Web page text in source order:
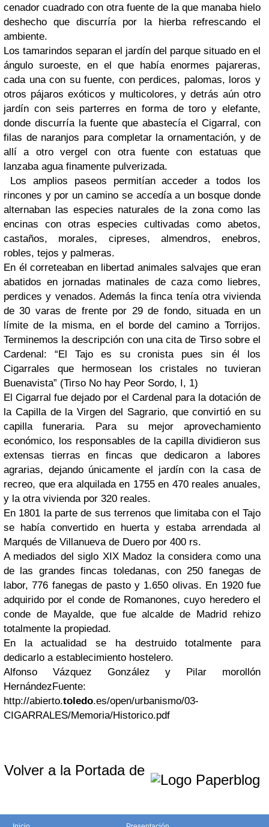
cenador cuadrado con otra fuente de la que manaba hielo
deshecho que discurría por la hierba refrescando el
ambiente.
Los tamarindos separan el jardín del parque situado en el
ángulo suroeste, en el que había enormes pajareras,
cada una con su fuente, con perdices, palomas, loros y
otros pájaros exóticos y multicolores, y detrás aún otro
jardín con seis parterres en forma de toro y elefante,
donde discurría la fuente que abastecía el Cigarral, con
filas de naranjos para completar la ornamentación, y de
allí a otro vergel con otra fuente con estatuas que
lanzaba agua finamente pulverizada.
Los amplios paseos permitían acceder a todos los
rincones y por un camino se accedía a un bosque donde
alternaban las especies naturales de la zona como las
encinas con otras especies cultivadas como abetos,
castaños, morales, cipreses, almendros, enebros,
robles, tejos y palmeras.
En él correteaban en libertad animales salvajes que eran
abatidos en jornadas matinales de caza como liebres,
perdices y venados. Además la finca tenía otra vivienda
de 30 varas de frente por 29 de fondo, situada en un
límite de la misma, en el borde del camino a Torrijos.
Terminemos la descripción con una cita de Tirso sobre el
Cardenal: “El Tajo es su cronista pues sin él los
Cigarrales que hermosean los cristales no tuvieran
Buenavista” (Tirso No hay Peor Sordo, I, 1)
El Cigarral fue dejado por el Cardenal para la dotación de
la Capilla de la Virgen del Sagrario, que convirtió en su
capilla funeraria. Para su mejor aprovechamiento
económico, los responsables de la capilla dividieron sus
extensas tierras en fincas que dedicaron a labores
agrarias, dejando únicamente el jardín con la casa de
recreo, que era alquilada en 1755 en 470 reales anuales,
y la otra vivienda por 320 reales.
En 1801 la parte de sus terrenos que limitaba con el Tajo
se había convertido en huerta y estaba arrendada al
Marqués de Villanueva de Duero por 400 rs.
A mediados del siglo XIX Madoz la considera como una
de las grandes fincas toledanas, con 250 fanegas de
labor, 776 fanegas de pasto y 1.650 olivas. En 1920 fue
adquirido por el conde de Romanones, cuyo heredero el
conde de Mayalde, que fue alcalde de Madrid rehizo
totalmente la propiedad.
En la actualidad se ha destruido totalmente para
dedicarlo a establecimiento hostelero.
Alfonso Vázquez González y Pilar morollón
HernándezFuente:
http://abierto.toledo.es/open/urbanismo/03-
CIGARRALES/Memoria/Historico.pdf
Volver a la Portada de